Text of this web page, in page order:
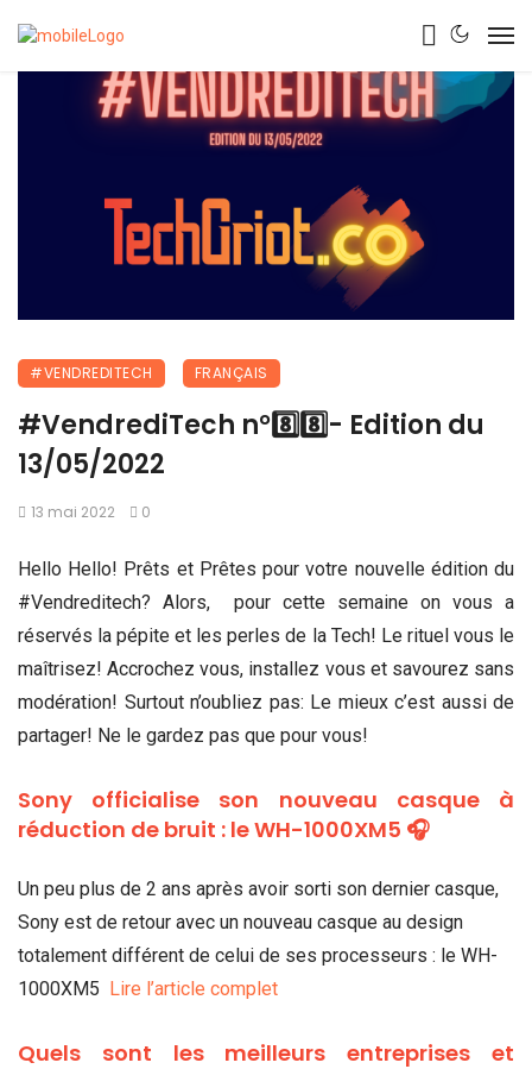
#VENDREDITECH FRANÇAIS
#VendrediTech n°8️⃣8️⃣- Edition du
13/05/2022
13 mai 2022 0
Hello Hello! Prêts et Prêtes pour votre nouvelle édition du
#Vendreditech? Alors, pour cette semaine on vous a
réservés la pépite et les perles de la Tech! Le rituel vous le
maîtrisez! Accrochez vous, installez vous et savourez sans
modération! Surtout n’oubliez pas: Le mieux c’est aussi de
partager! Ne le gardez pas que pour vous!
Sony officialise son nouveau casque à
réduction de bruit : le WH-1000XM5 🎧
Un peu plus de 2 ans après avoir sorti son dernier casque,
Sony est de retour avec un nouveau casque au design
totalement différent de celui de ses processeurs : le WH-
1000XM5
Lire l’article complet
Quels sont les meilleurs entreprises et